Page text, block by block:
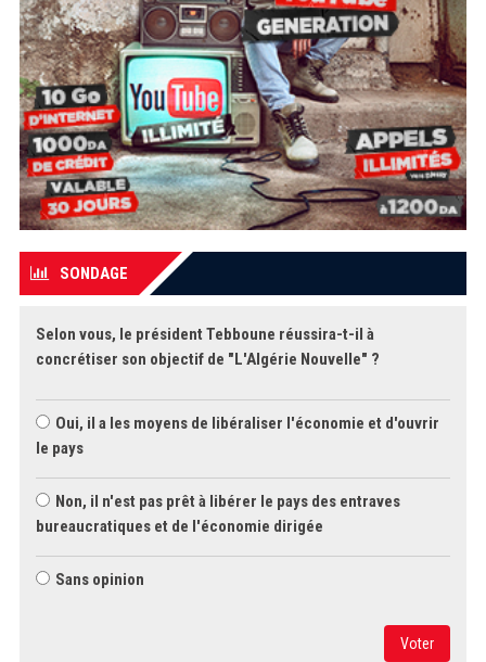
SONDAGE
Selon vous, le président Tebboune réussira-t-il à
concrétiser son objectif de "L'Algérie Nouvelle" ?
Oui, il a les moyens de libéraliser l'économie et d'ouvrir
le pays
Non, il n'est pas prêt à libérer le pays des entraves
bureaucratiques et de l'économie dirigée
Sans opinion
Voter